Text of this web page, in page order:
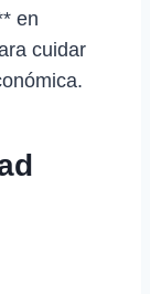
en
cuidar